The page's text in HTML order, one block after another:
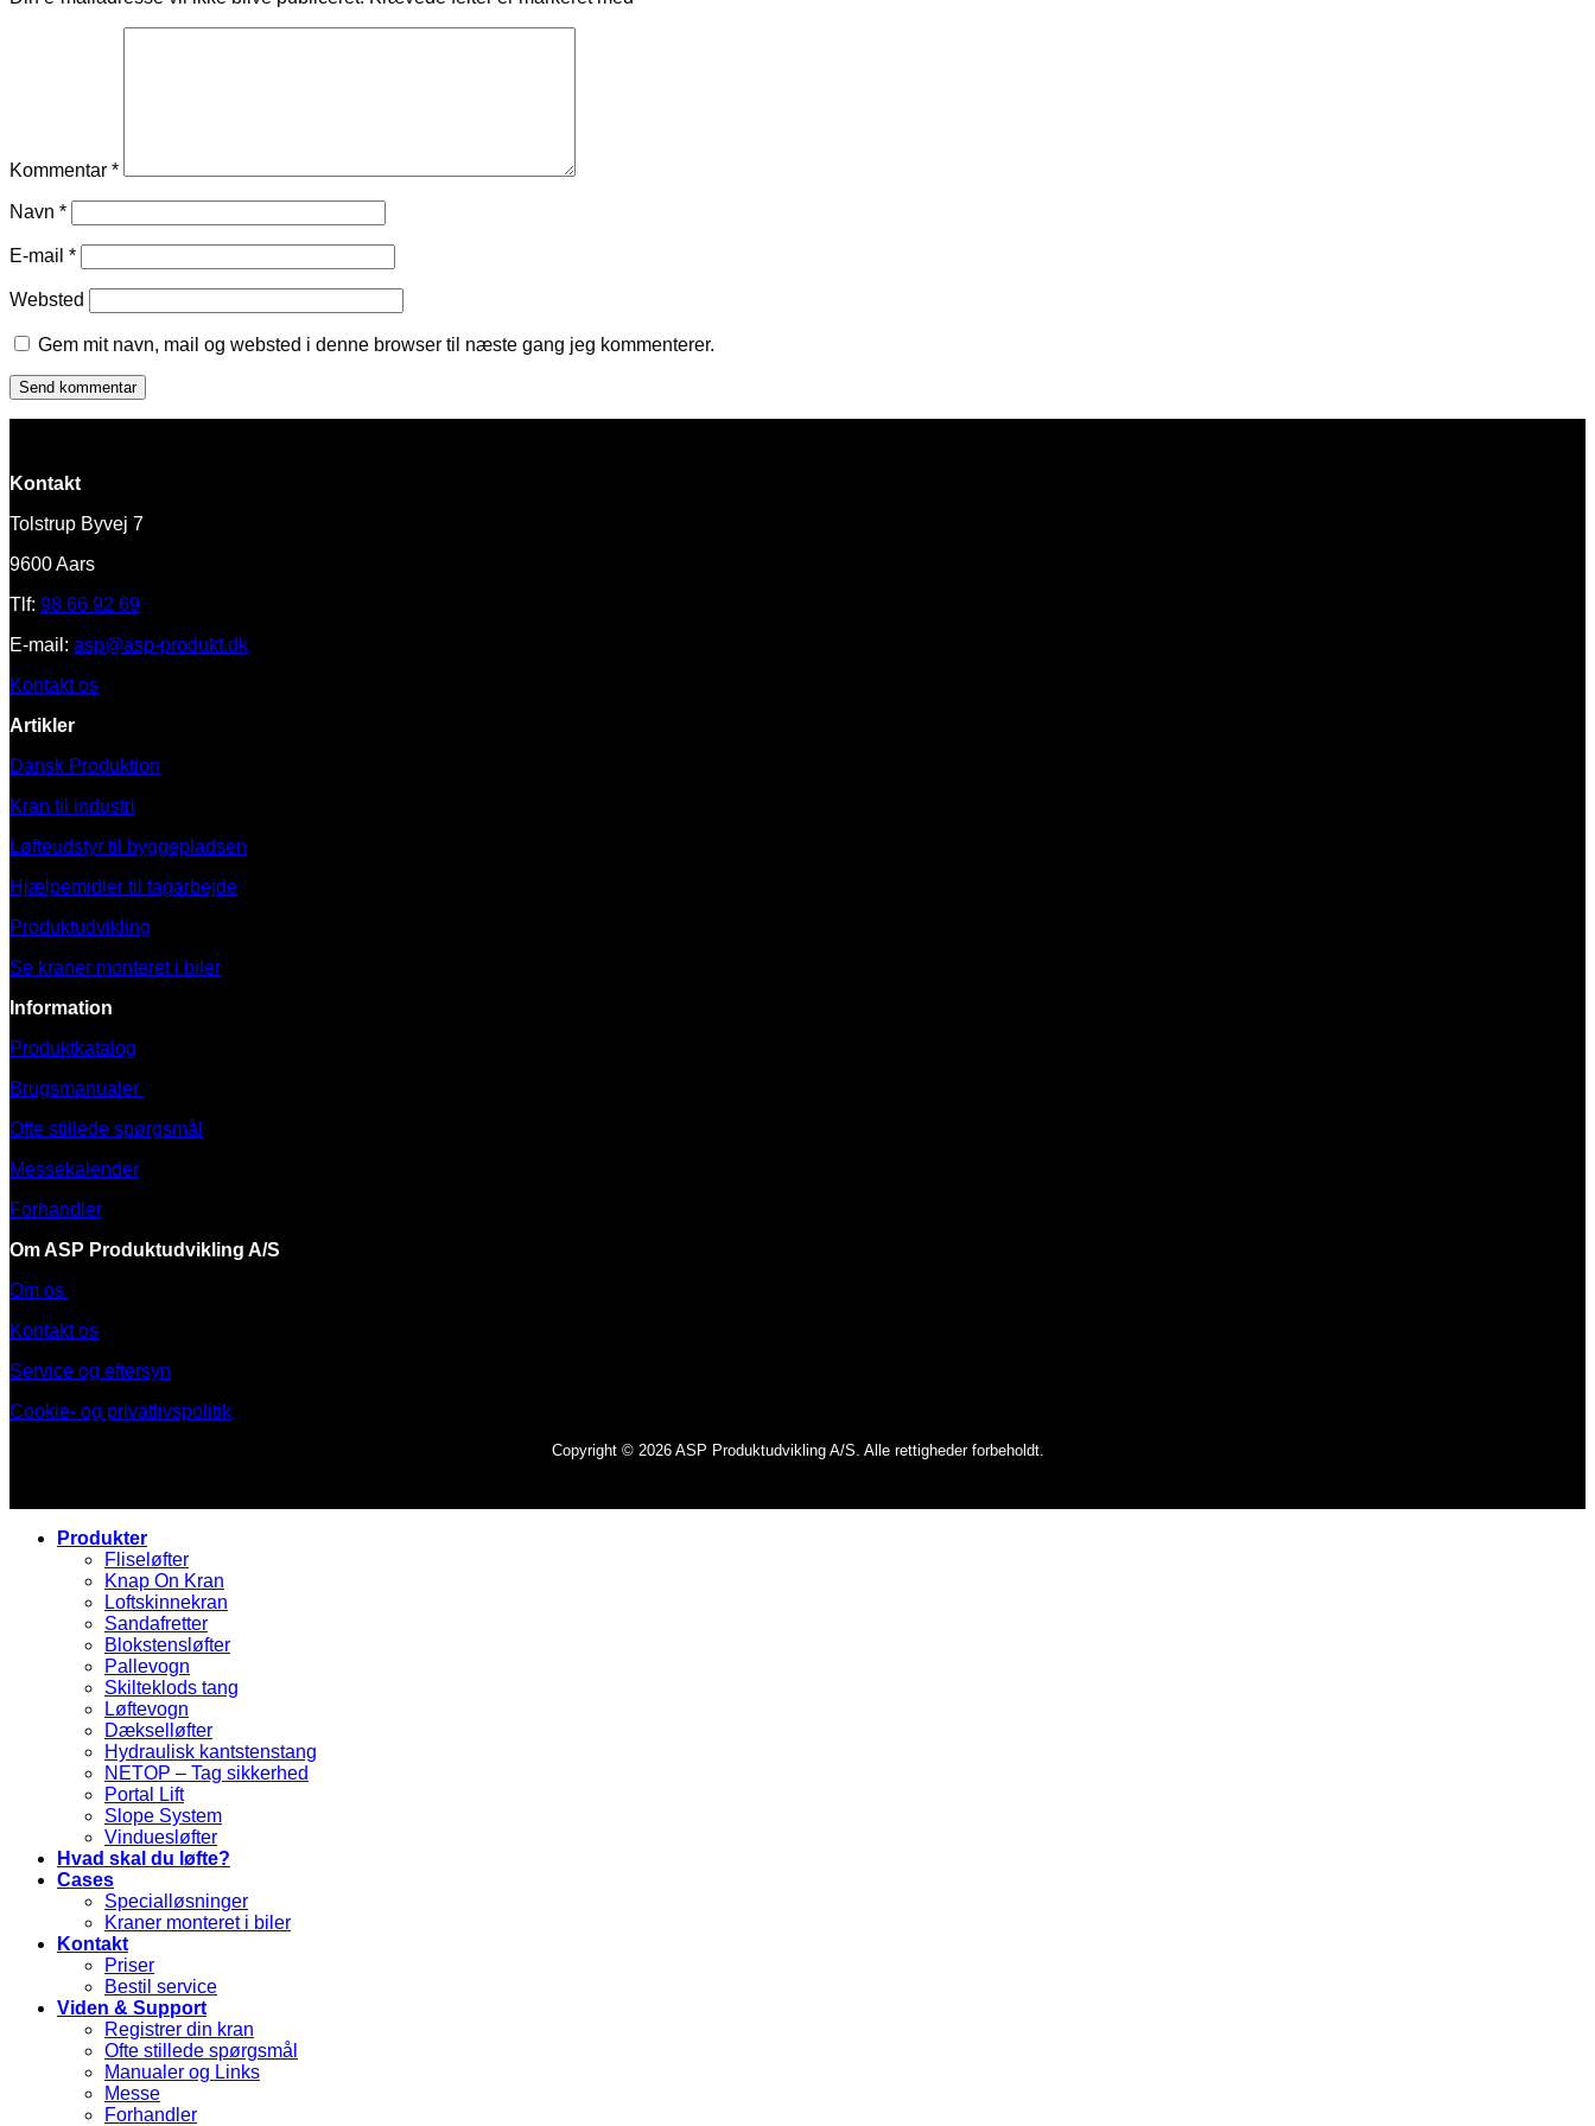
Kommentar *
Navn *
E-mail *
Websted
Gem mit navn, mail og websted i denne browser til næste gang jeg kommenterer.
Kontakt
Tolstrup Byvej 7
9600 Aars
Tlf: 98 66 92 69
E-mail: asp@asp-produkt.dk
Kontakt os
Artikler
Dansk Produktion
Kran til industri
Løfteudstyr til byggepladsen
Hjælpemidler til tagarbejde
Produktudvikling
Se kraner monteret i biler
Information
Produktkatalog
Brugsmanualer
Ofte stillede spørgsmål
Messekalender
Forhandler
Om ASP Produktudvikling A/S
Om os
Kontakt os
Service og eftersyn
Cookie- og privatlivspolitik
Copyright © 2026 ASP Produktudvikling A/S. Alle rettigheder forbeholdt.
Produkter
Fliseløfter
Knap On Kran
Loftskinnekran
Sandafretter
Blokstensløfter
Pallevogn
Skilteklods tang
Løftevogn
Dækselløfter
Hydraulisk kantstenstang
NETOP – Tag sikkerhed
Portal Lift
Slope System
Vinduesløfter
Hvad skal du løfte?
Cases
Specialløsninger
Kraner monteret i biler
Kontakt
Priser
Bestil service
Viden & Support
Registrer din kran
Ofte stillede spørgsmål
Manualer og Links
Messe
Forhandler